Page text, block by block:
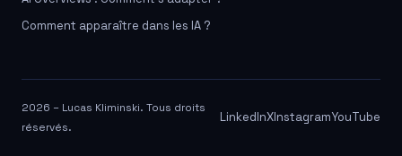
Comment apparaître dans les IA ?
2026 – Lucas Kliminski. Tous droits
réservés.
LinkedInXInstagramYouTube